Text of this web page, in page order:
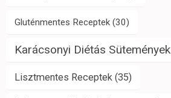
Gluténmentes Receptek (30)
Karácsonyi Diétás Sütemények
Lisztmentes Receptek (35)